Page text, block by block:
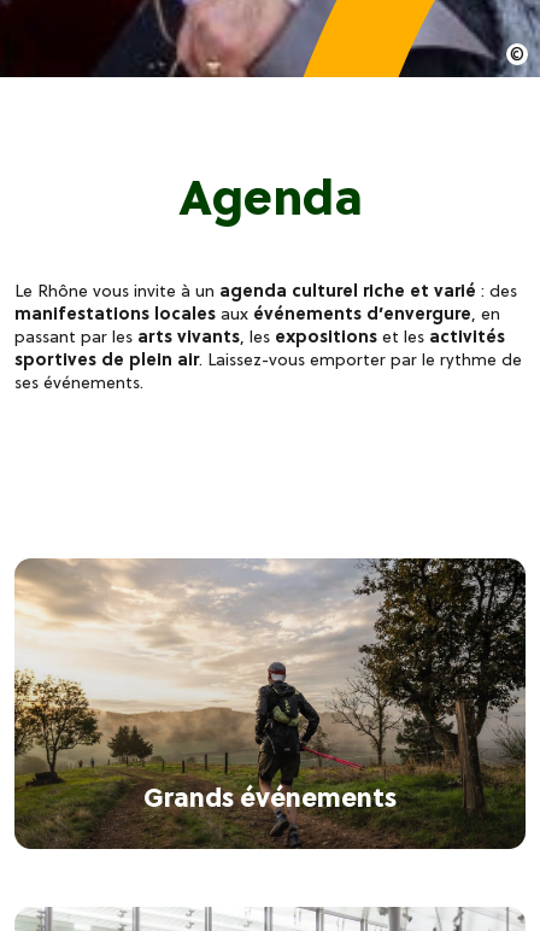
Agenda
Le Rhône vous invite à un agenda culturel riche et varié : des
manifestations locales aux événements d’envergure, en
passant par les arts vivants, les expositions et les activités
sportives de plein air. Laissez-vous emporter par le rythme de
ses événements.
Grands événements